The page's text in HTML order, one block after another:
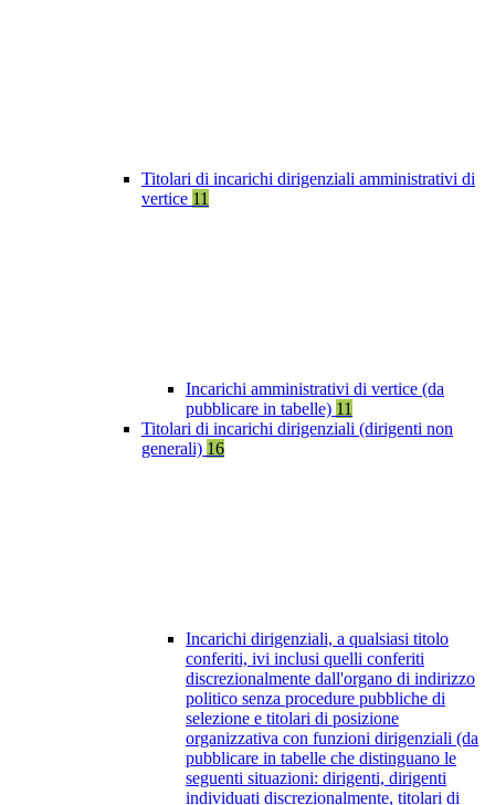
Titolari di incarichi dirigenziali amministrativi di
vertice 11
Incarichi amministrativi di vertice (da
pubblicare in tabelle) 11
Titolari di incarichi dirigenziali (dirigenti non
generali) 16
Incarichi dirigenziali, a qualsiasi titolo
conferiti, ivi inclusi quelli conferiti
discrezionalmente dall'organo di indirizzo
politico senza procedure pubbliche di
selezione e titolari di posizione
organizzativa con funzioni dirigenziali (da
pubblicare in tabelle che distinguano le
seguenti situazioni: dirigenti, dirigenti
individuati discrezionalmente, titolari di